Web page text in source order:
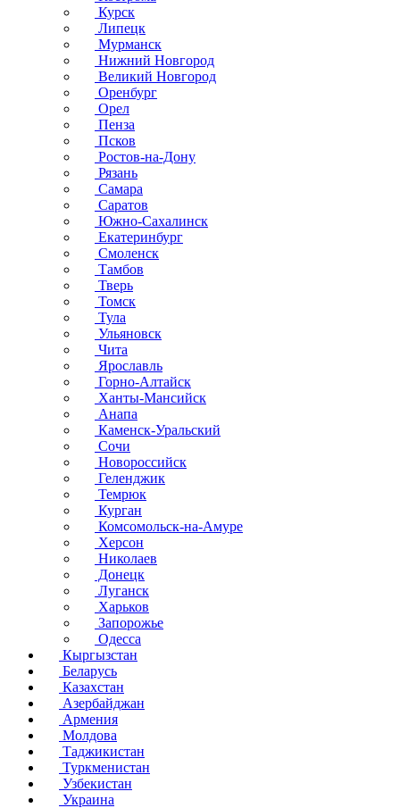
Курск
Липецк
Мурманск
Нижний Новгород
Великий Новгород
Оренбург
Орел
Пенза
Псков
Ростов-на-Дону
Рязань
Самара
Саратов
Южно-Сахалинск
Екатеринбург
Смоленск
Тамбов
Тверь
Томск
Тула
Ульяновск
Чита
Ярославль
Горно-Алтайск
Ханты-Мансийск
Анапа
Каменск-Уральский
Сочи
Новороссийск
Геленджик
Темрюк
Курган
Комсомольск-на-Амуре
Херсон
Николаев
Донецк
Луганск
Харьков
Запорожье
Одесса
Кыргызстан
Беларусь
Казахстан
Азербайджан
Армения
Молдова
Таджикистан
Туркменистан
Узбекистан
Украина